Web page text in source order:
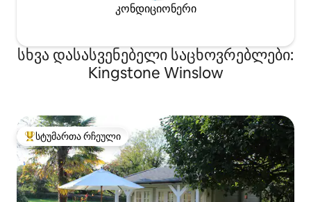
კონდიციონერი
სხვა დასასვენებელი საცხოვრებლები:
Kingstone Winslow
სტუმართა რჩეული მოწინავე ვარიანტი
სტუმართა რჩეული